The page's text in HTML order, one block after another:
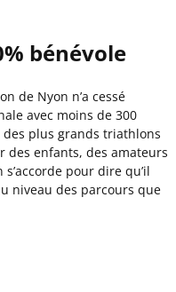
bénévole
de Nyon n’a cessé
avec moins de 300
des plus grands triathlons
des enfants, des amateurs
pour dire qu’il
niveau des parcours que